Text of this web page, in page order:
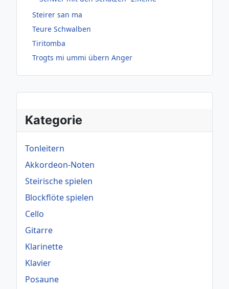
Kategorie
Tonleitern
Akkordeon-Noten
Steirische spielen
Blockflöte spielen
Cello
Gitarre
Klarinette
Klavier
Posaune
Steirer san ma
Teure Schwalben
Tiritomba
Trogts mi ummi übern Anger